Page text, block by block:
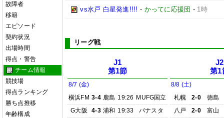
故障者
移籍
エピソード
契約状況
出場時間
得点・警告
チーム情報
競技場
得点ランキング
勝ち点推移
年齢構成
vs水戸 白星発進!!!! - かってに応援団 - 1時
リーグ戦
J1
第1節
8/7 (金)
横浜FM 3-4 鹿島 19:26 MUFG国立
G大阪
4-3 浦和 19:33
パナスタ
J2
第1
8/8 (土)
札幌
2-0
徳島
八戸
2-0
富山